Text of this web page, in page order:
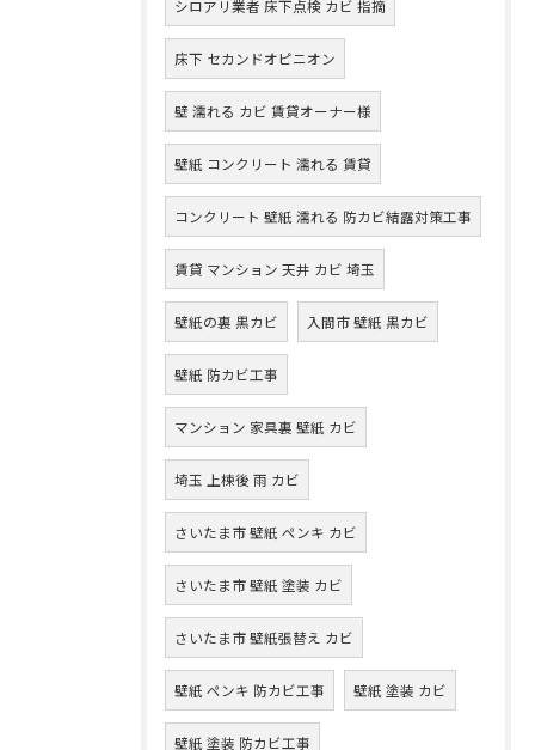
シロアリ業者 床下点検 カビ 指摘
床下 セカンドオピニオン
壁 濡れる カビ 賃貸オーナー様
壁紙 コンクリート 濡れる 賃貸
コンクリート 壁紙 濡れる 防カビ結露対策工事
賃貸 マンション 天井 カビ 埼玉
壁紙の裏 黒カビ 入間市 壁紙 黒カビ
壁紙 防カビ工事
マンション 家具裏 壁紙 カビ
埼玉 上棟後 雨 カビ
さいたま市 壁紙 ペンキ カビ
さいたま市 壁紙 塗装 カビ
さいたま市 壁紙張替え カビ
壁紙 ペンキ 防カビ工事 壁紙 塗装 カビ
壁紙 塗装 防カビ工事